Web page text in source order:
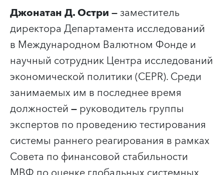
Джонатан Д. Остри —заместитель
директора Департамента исследований
в Международном Валютном Фонде и
научный сотрудник Центра исследований
экономической политики (CEPR). Среди
занимаемых им в последнее время
должностей—руководитель группы
экспертов по проведению тестирования
системы раннего реагирования в рамках
Совета по финансовой стабильности